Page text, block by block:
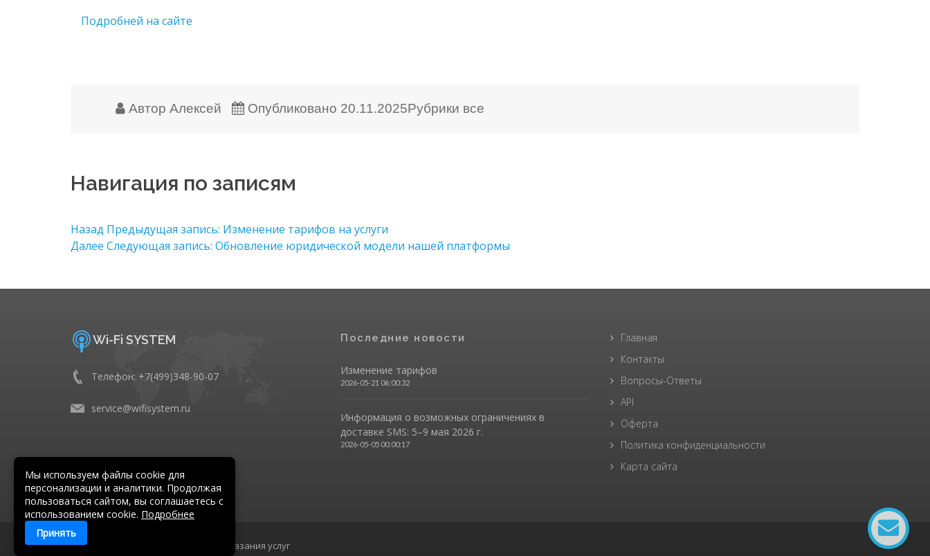
Подробней на сайте
Автор Алексей Опубликовано 20.11.2025Рубрики все
Навигация по записям
Назад Предыдущая запись: Изменение тарифов на услуги
Далее Следующая запись: Обновление юридической модели нашей платформы
Wi-Fi SYSTEM
Телефон: +7(499)348-90-07
service@wifisystem.ru
Последние новости
Изменение тарифов
2026-05-21 06:00:32
Информация о возможных ограничениях в
доставке SMS: 5–9 мая 2026 г.
2026-05-05 00:00:17
Главная
Контакты
Вопросы-Ответы
API
Оферта
Политика конфиденциальности
Карта сайта
Wi-Fi System © Условия оказания услуг
Мы используем файлы cookie для
персонализации и аналитики. Продолжая
пользоваться сайтом, вы соглашаетесь с
использованием cookie. Подробнее
Принять